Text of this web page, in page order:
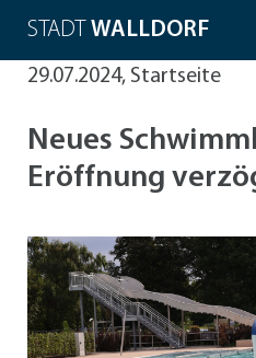
STADT WALLDORF
29.07.2024, Startseite
Neues
Eröffnung